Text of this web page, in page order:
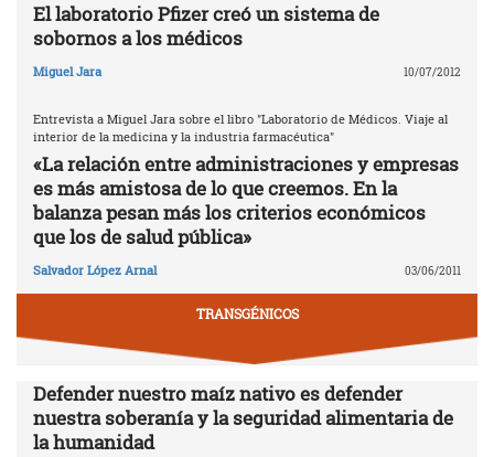
El laboratorio Pfizer creó un sistema de
sobornos a los médicos
Miguel Jara 10/07/2012
Entrevista a Miguel Jara sobre el libro "Laboratorio de Médicos. Viaje al
interior de la medicina y la industria farmacéutica"
«La relación entre administraciones y empresas
es más amistosa de lo que creemos. En la
balanza pesan más los criterios económicos
que los de salud pública»
Salvador López Arnal 03/06/2011
TRANSGÉNICOS
Defender nuestro maíz nativo es defender
nuestra soberanía y la seguridad alimentaria de
la humanidad